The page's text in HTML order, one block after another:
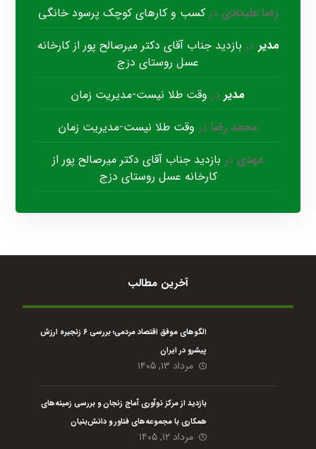
رضا علیدادی در کسب و کارهای کوچک پرسود خانگی
مدیر در بازدید جناب آقای دکتر میرصالح پور از کارخانه
عسل روستای دزج
مدیر در وقت طلا نیست-مدیریت زمان
محمد رضا در وقت طلا نیست-مدیریت زمان
مهدی در بازدید جناب آقای دکتر میرصالح پور از
کارخانه عسل روستای دزج
آخرین مطالب
الگوهای موفق اقتصاد مردمی؛ بررسی ۶ زنجیره ارزش
پیشرو در ایران
مرداد ۱۳, ۱۴۰۵
بازدید از مرکز نوآوری آماج زنجان و بررسی زمینه‌های
همکاری با مجموعه‌های فناور و دانش‌بنیان
مرداد ۱۲, ۱۴۰۵